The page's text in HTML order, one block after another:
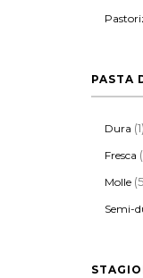
PASTA
Dura (1)
Fresca
Molle
Semi-